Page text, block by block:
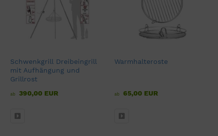
Schwenkgrill Dreibeingrill
mit Aufhängung und
Grillrost
ab 390,00 EUR
Warmhalteroste
ab 65,00 EUR